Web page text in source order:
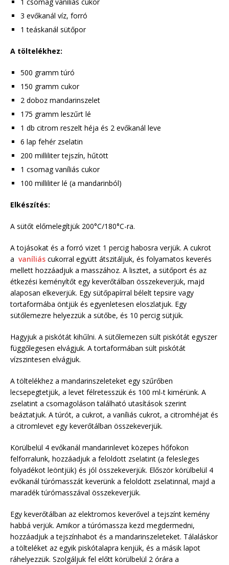
3 evőkanál víz, forró
1 teáskanál sütőpor
A töltelékhez:
500 gramm túró
150 gramm cukor
2 doboz mandarinszelet
175 gramm leszűrt lé
1 db citrom reszelt héja és 2 evőkanál leve
6 lap fehér zselatin
200 milliliter tejszín, hűtött
1 csomag vaníliás cukor
100 milliliter lé (a mandarinból)
Elkészítés:
A sütőt előmelegítjük 200°C/180°C-ra.
A tojásokat és a forró vizet 1 percig habosra verjük. A cukrot
a vaníliás cukorral együtt átszitáljuk, és folyamatos keverés
mellett hozzáadjuk a masszához. A lisztet, a sütőport és az
étkezési keményítőt egy keverőtálban összekeverjük, majd
alaposan elkeverjük. Egy sütőpapírral bélelt tepsire vagy
tortaformába öntjük és egyenletesen eloszlatjuk. Egy
sütőlemezre helyezzük a sütőbe, és 10 percig sütjük.
Hagyjuk a piskótát kihűlni. A sütőlemezen sült piskótát egyszer
függőlegesen elvágjuk. A tortaformában sült piskótát
vízszintesen elvágjuk.
A töltelékhez a mandarinszeleteket egy szűrőben
lecsepegtetjük, a levet félretesszük és 100 ml-t kimérünk. A
zselatint a csomagoláson található utasítások szerint
beáztatjuk. A túrót, a cukrot, a vaníliás cukrot, a citromhéjat és
a citromlevet egy keverőtálban összekeverjük.
Körülbelül 4 evőkanál mandarinlevet közepes hőfokon
felforralunk, hozzáadjuk a feloldott zselatint (a felesleges
folyadékot leöntjük) és jól összekeverjük. Először körülbelül 4
evőkanál túrómasszát keverünk a feloldott zselatinnal, majd a
maradék túrómasszával összekeverjük.
Egy keverőtálban az elektromos keverővel a tejszínt kemény
habbá verjük. Amikor a túrómassza kezd megdermedni,
hozzáadjuk a tejszínhabot és a mandarinszeleteket. Tálaláskor
a tölteléket az egyik piskótalapra kenjük, és a másik lapot
ráhelyezzük. Szolgáljuk fel előtt körülbelül 2 órára a